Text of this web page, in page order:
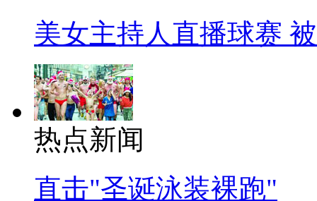
美女主持人直播球赛
热点新闻
直击"圣诞泳装裸跑"